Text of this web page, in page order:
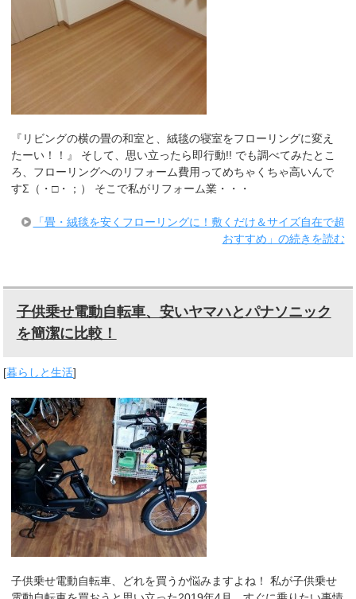
『リビングの横の畳の和室と、絨毯の寝室をフローリングに変え
たーい！！』 そして、思い立ったら即行動!! でも調べてみたとこ
ろ、フローリングへのリフォーム費用ってめちゃくちゃ高いんで
すΣ（・□・；） そこで私がリフォーム業・・・
「畳・絨毯を安くフローリングに！敷くだけ＆サイズ自在で超
おすすめ」の続きを読む
子供乗せ電動自転車、安いヤマハとパナソニック
を簡潔に比較！
[暮らしと生活]
子供乗せ電動自転車、どれを買うか悩みますよね！ 私が子供乗せ